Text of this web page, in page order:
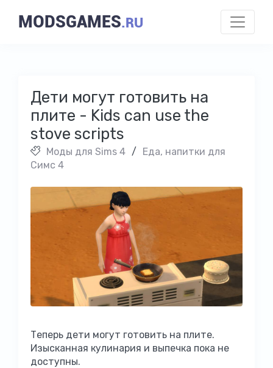
MODSGAMES.RU
Дети могут готовить на
плите - Kids can use the
stove scripts
Моды для Sims 4 /
Еда, напитки для
Симс 4
Теперь дети могут готовить на плите.
Изысканная кулинария и выпечка пока не
доступны.